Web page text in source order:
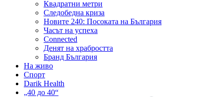
Квадратни метри
Следобедна криза
Новите 240: Посоката на България
Часът на успеха
Connected
Денят на храбростта
Бранд България
На живо
Спорт
Darik Health
„40 до 40“